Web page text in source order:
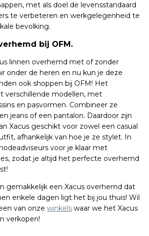
met als doel de levensstandaard
te verbeteren en werkgelegenheid te
bevolking.
bij OFM.
linnen overhemd met of zonder
onder de heren en nu kun je deze
ook shoppen bij OFM! Het
verschillende modellen, met
en pasvormen. Combineer ze
jeans of een pantalon. Daardoor zijn
Xacus geschikt voor zowel een casual
afhankelijk van hoe je ze stylet. In
voor je klaar met
zodat je altijd het perfecte overhemd
gemakkelijk een Xacus overhemd dat
enkele dagen ligt het bij jou thuis! Wil
van onze winkels waar we het Xacus
verkopen!